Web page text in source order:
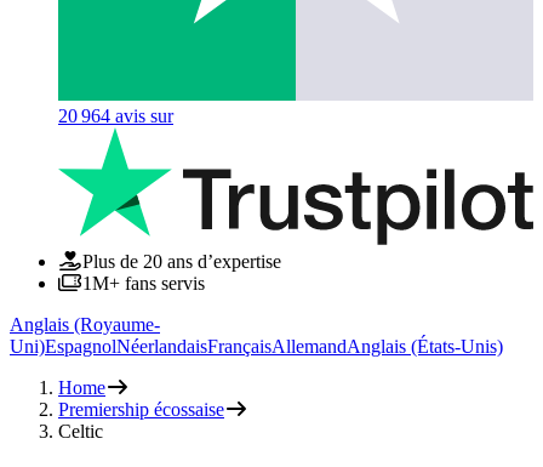
20 964 avis sur
Plus de 20 ans d’expertise
1M+ fans servis
Anglais (Royaume-
Uni)EspagnolNéerlandaisFrançaisAllemandAnglais (États-Unis)
Home
Premiership écossaise
Celtic